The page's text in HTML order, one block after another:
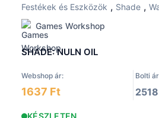
Festékek és Eszközök , Shade ,
Games Workshop
SHADE: NULN OIL
Webshop ár: Bolti
1637 Ft
KÉSZLETEN